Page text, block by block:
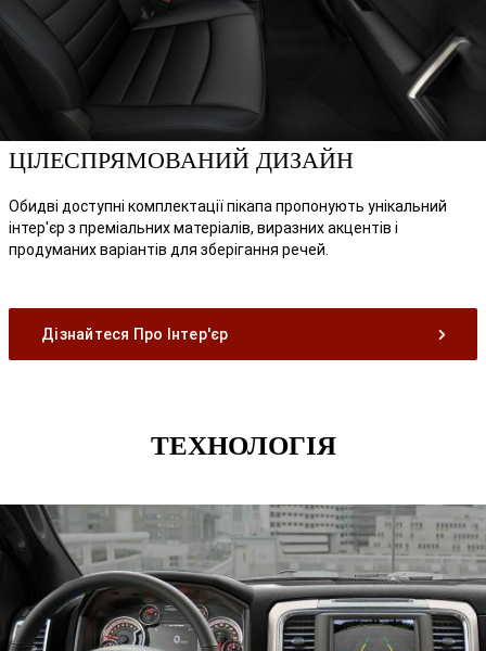
ЦІЛЕСПРЯМОВАНИЙ ДИЗАЙН
Обидві доступні комплектації пікапа пропонують унікальний
інтер'єр з преміальних матеріалів, виразних акцентів і
продуманих варіантів для зберігання речей.
Дізнайтеся Про Інтер'єр
ТЕХНОЛОГІЯ